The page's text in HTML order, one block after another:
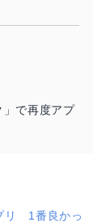
」で再度アプ
リ 1番良かっ